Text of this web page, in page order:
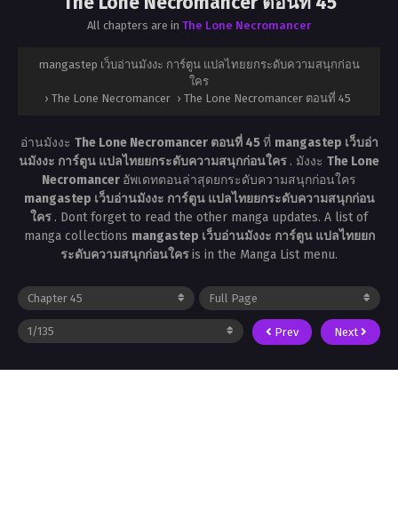
All chapters are in The Lone Necromancer
mangastep เว็บอ่านมังงะ การ์ตูน แปลไทยยกระดับความสนุกก่อน
ใคร
› The Lone Necromancer › The Lone Necromancer ตอนที่ 45
อ่านมังงะ The Lone Necromancer ตอนที่ 45ที่ mangastep เว็บอ่า
นมังงะ การ์ตูน แปลไทยยกระดับความสนุกก่อนใคร . มังงะ The Lone
Necromancer อัพเดทตอนล่าสุดยกระดับความสนุกก่อนใคร
mangastep เว็บอ่านมังงะ การ์ตูน แปลไทยยกระดับความสนุกก่อน
ใคร . Dont forget to read the other manga updates. A list of
manga collections mangastep เว็บอ่านมังงะ การ์ตูน แปลไทยยก
ระดับความสนุกก่อนใครis in the Manga List menu.
Prev Next